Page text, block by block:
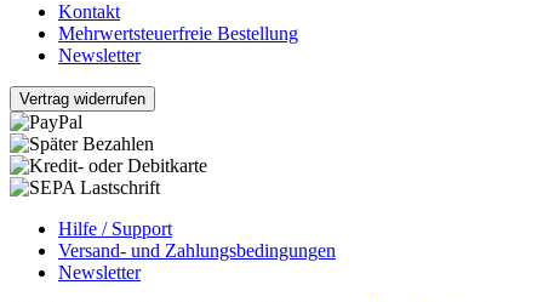
Kontakt
Mehrwertsteuerfreie Bestellung
Newsletter
Vertrag widerrufen
Hilfe / Support
Versand- und Zahlungsbedingungen
Newsletter